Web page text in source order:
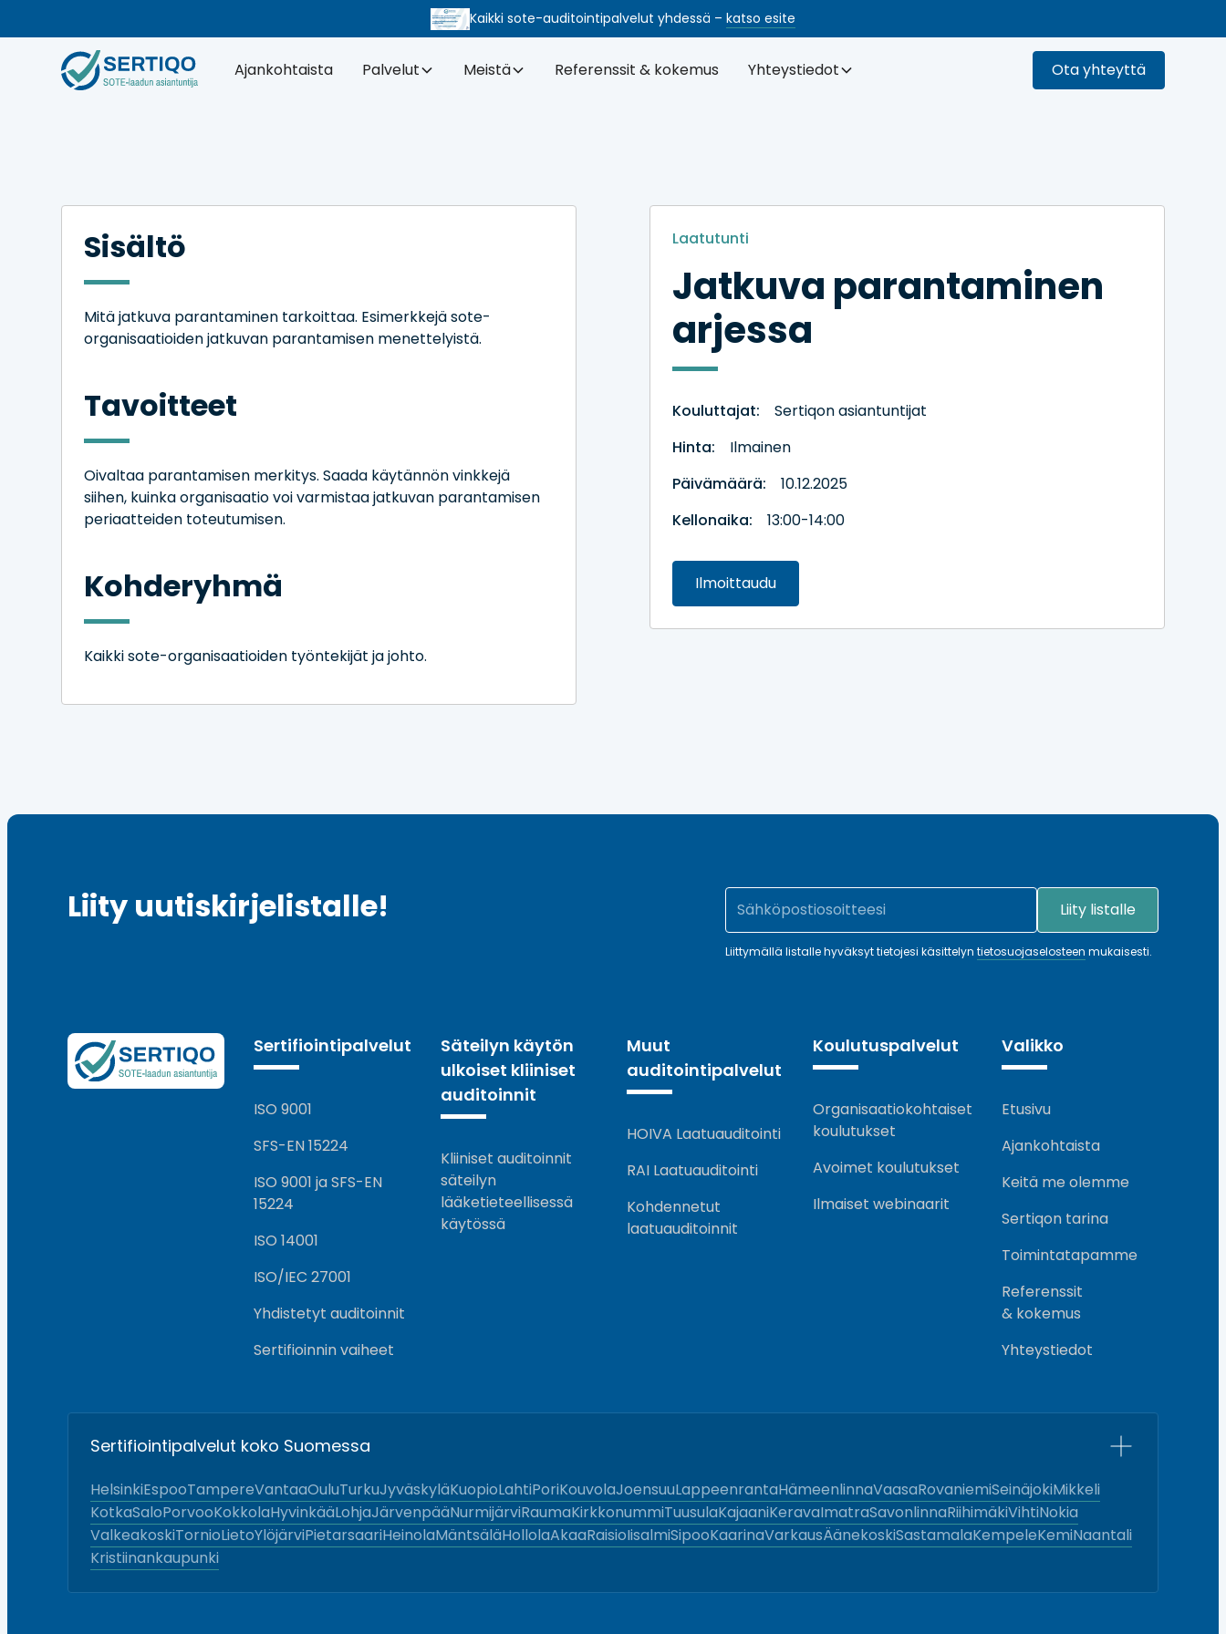
Kaikki sote-auditointi­palvelut yhdessä – katso esite
Ajankohtaista Palvelut Meistä Referenssit & kokemus Yhteystiedot Ota yhteyttä
Sisältö
Mitä jatkuva parantaminen tarkoittaa. Esimerkkejä sote-
organisaatioiden jatkuvan parantamisen menettelyistä.
Tavoitteet
Oivaltaa parantamisen merkitys. Saada käytännön vinkkejä
siihen, kuinka organisaatio voi varmistaa jatkuvan parantamisen
periaatteiden toteutumisen.
Kohderyhmä
Kaikki sote-organisaatioiden työntekijät ja johto.
Laatutunti
Jatkuva parantaminen
arjessa
Kouluttajat:
Sertiqon asiantuntijat
Hinta:
Ilmainen
Päivämäärä:
10.12.2025
Kellonaika:
13:00-14:00
Ilmoittaudu
Liity uutiskirjelistalle!
Liittymällä listalle hyväksyt tietojesi käsittelyn tietosuojaselosteen mukaisesti.
Sertifiointipalvelut
ISO 9001
SFS-EN 15224
ISO 9001 ja SFS-EN
15224
ISO 14001
ISO/IEC 27001
Yhdistetyt auditoinnit
Sertifioinnin vaiheet
Säteilyn käytön
ulkoiset kliiniset
auditoinnit
Kliiniset auditoinnit
säteilyn
lääketieteellisessä
käytössä
Muut
auditointipalvelut
HOIVA Laatuauditointi
RAI Laatuauditointi
Kohdennetut
laatuauditoinnit
Koulutuspalvelut
Organisaatiokohtaiset
koulutukset
Avoimet koulutukset
Ilmaiset webinaarit
Valikko
Etusivu
Ajankohtaista
Keitä me olemme
Sertiqon tarina
Toimintatapamme
Referenssit
& kokemus
Yhteystiedot
Sertifiointipalvelut koko Suomessa
HelsinkiEspooTampereVantaaOuluTurkuJyväskyläKuopioLahtiPoriKouvolaJoensuuLappeenrantaHämeenlinnaVaasaRovaniemiSeinäjokiMikkeli
KotkaSaloPorvooKokkolaHyvinkääLohjaJärvenpääNurmijärviRaumaKirkkonummiTuusulaKajaaniKeravaImatraSavonlinnaRiihimäkiVihtiNokia
ValkeakoskiTornioLietoYlöjärviPietarsaariHeinolaMäntsäläHollolaAkaaRaisioIisalmiSipooKaarinaVarkausÄänekoskiSastamalaKempeleKemiNaantali
Kristiinankaupunki